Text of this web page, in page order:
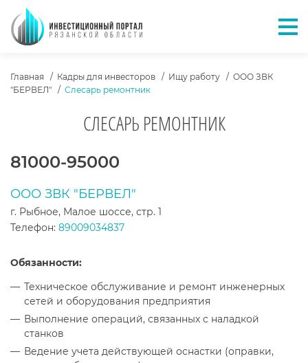
ХЛЕБНЫЕ КРОШКИ
Главная Кадры для инвесторов Ищу работу
ООО ЗВК
"БЕРВЕЛ"
Слесарь ремонтник
СЛЕСАРЬ РЕМОНТНИК
ТЕКСТ ВАКАНСИИ
81000-95000
ООО ЗВК "БЕРВЕЛ"
г. Рыбное, Малое шоссе, стр. 1
Телефон: 89009034837
Обязанности:
Техническое обслуживание и ремонт инженерных
сетей и оборудования предприятия
Выполнение операций, связанных с наладкой
станков
Ведение учета действующей оснастки (оправки,